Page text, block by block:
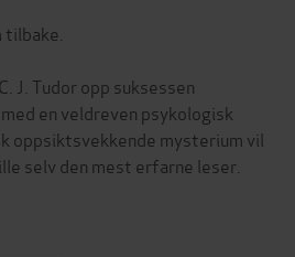
J. Tudor opp suksessen
med en veldreven psykologisk
oppsiktsvekkende mysterium vil
selv den mest erfarne leser.